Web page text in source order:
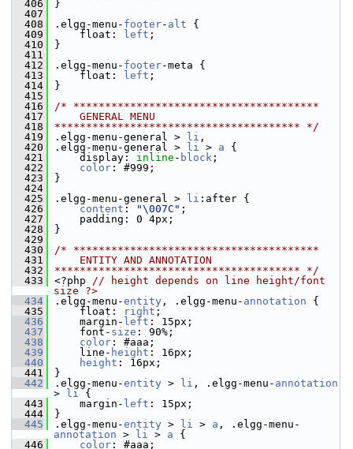
  406
}
  407
  408
.elgg-menu- footer- alt {
  409
float: left ;
  410
}
  411
  412
.elgg-menu- footer-meta {
  413
float: left ;
  414
}
  415
  416
/* ***************************************
  417
    GENERAL MENU
  418
*************************************** */
  419
.elgg-menu-general > li ,
  420
.elgg-menu-general > li > a {
  421
display: inline - block ;
  422
color : #999;
  423
}
  424
  425
.elgg-menu-general > li :after {
  426
content : "\007C" ;
  427
padding: 0 4px;
  428
}
  429
  430
/* ***************************************
  431
    ENTITY AND ANNOTATION
  432
*************************************** */
  433
<?php // height depends on line height/font
size ?>
  434
.elgg-menu-entity , .elgg-menu- annotation {
  435
float: right ;
  436
margin- left : 15px;
  437
font- size : 90%;
  438
color : #aaa;
  439
line- height : 16px;
  440
height : 16px;
  441
}
  442
.elgg-menu-entity > li , .elgg-menu- annotation
>
li {
  443
margin- left : 15px;
  444
}
  445
.elgg-menu-entity > li > a , .elgg-menu-
annotation > li > a {
  446
color : #aaa;